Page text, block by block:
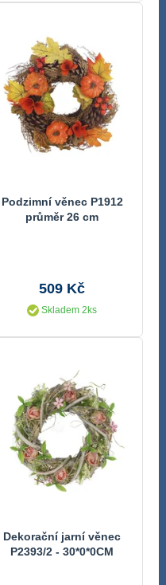
Podzimní věnec P1912
průměr 26 cm
509 Kč
Skladem 2ks
Dekorační jarní věnec
P2393/2 - 30*0*0CM